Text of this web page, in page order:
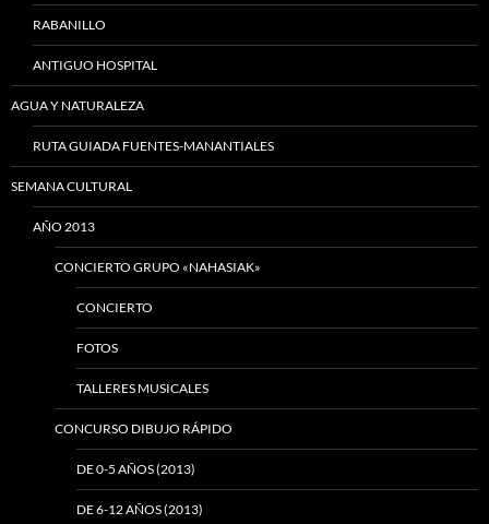
RABANILLO
ANTIGUO HOSPITAL
AGUA Y NATURALEZA
RUTA GUIADA FUENTES-MANANTIALES
SEMANA CULTURAL
AÑO 2013
CONCIERTO GRUPO «NAHASIAK»
CONCIERTO
FOTOS
TALLERES MUSICALES
CONCURSO DIBUJO RÁPIDO
DE 0-5 AÑOS (2013)
DE 6-12 AÑOS (2013)